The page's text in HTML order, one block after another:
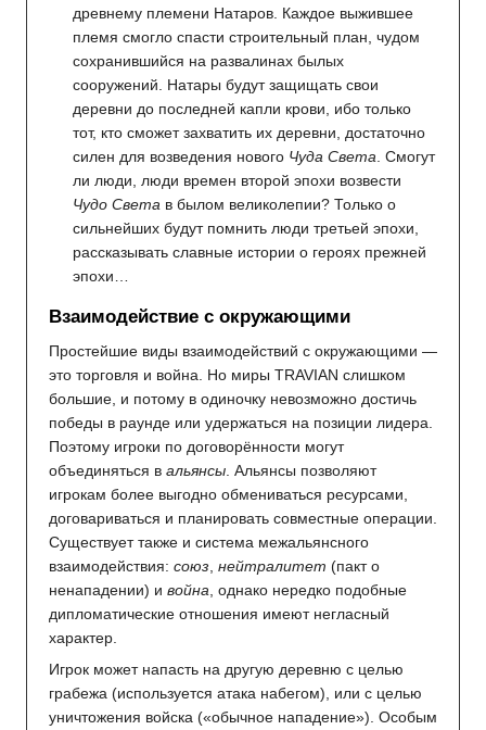
древнему племени Натаров. Каждое выжившее
племя смогло спасти строительный план, чудом
сохранившийся на развалинах былых
сооружений. Натары будут защищать свои
деревни до последней капли крови, ибо только
тот, кто сможет захватить их деревни, достаточно
силен для возведения нового Чуда Света. Смогут
ли люди, люди времен второй эпохи возвести
Чудо Света в былом великолепии? Только о
сильнейших будут помнить люди третьей эпохи,
рассказывать славные истории о героях прежней
эпохи…
Взаимодействие с окружающими
Простейшие виды взаимодействий с окружающими —
это торговля и война. Но миры TRAVIAN слишком
большие, и потому в одиночку невозможно достичь
победы в раунде или удержаться на позиции лидера.
Поэтому игроки по договорённости могут
объединяться в альянсы . Альянсы позволяют
игрокам более выгодно обмениваться ресурсами,
договариваться и планировать совместные операции.
Существует также и система межальянсного
взаимодействия: союз нейтралитет (пакт о
ненападении) и война , однако нередко подобные
дипломатические отношения имеют негласный
характер.
Игрок может напасть на другую деревню с целью
грабежа (используется атака набегом), или с целью
уничтожения войска («обычное нападение»). Особым